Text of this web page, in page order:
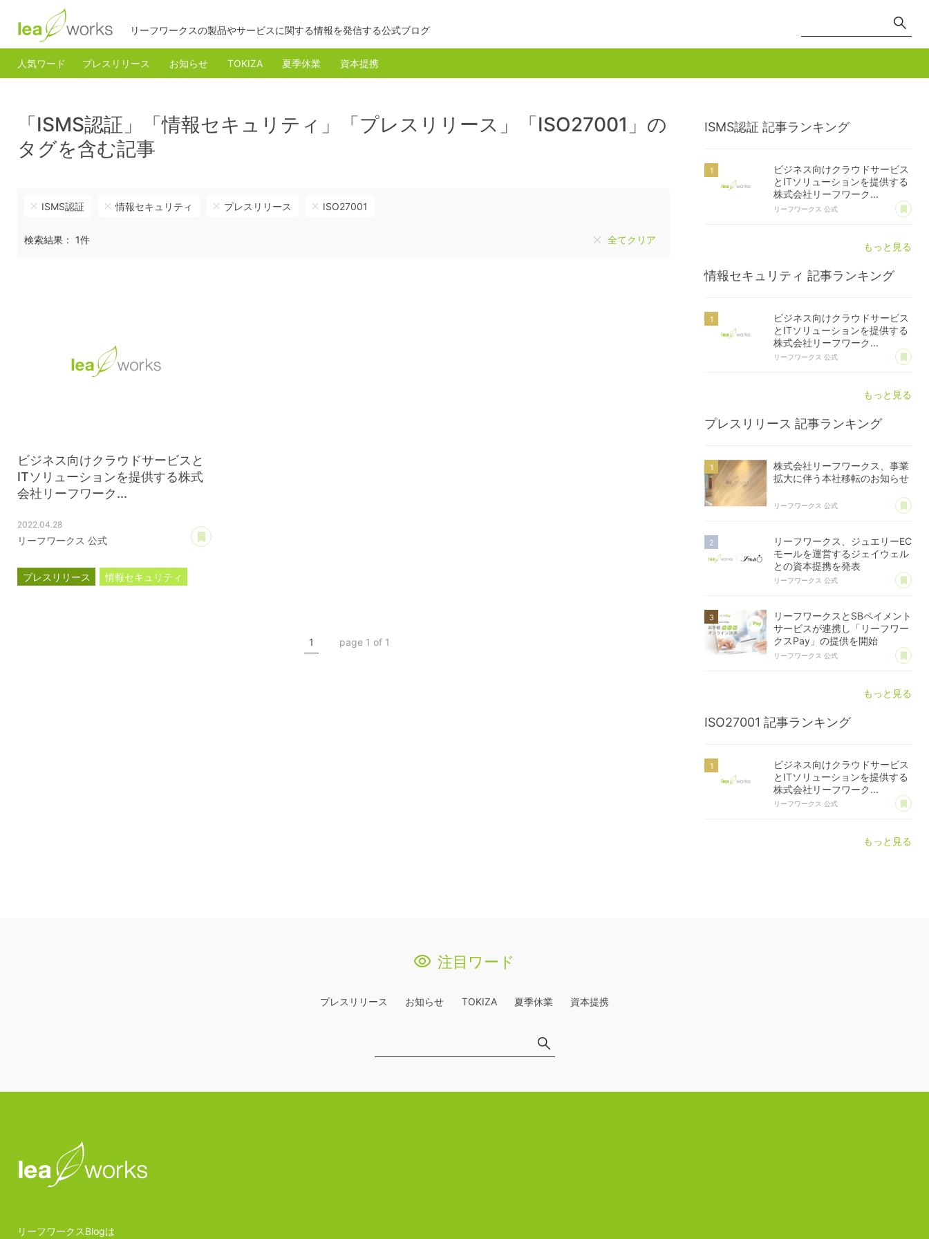
リーフワークスの製品やサービスに関する情報を発信する公式ブログ
人気ワード プレスリリース お知らせ TOKIZA 夏季休業 資本提携
「ISMS認証」「情報セキュリティ」「プレスリリース」「ISO27001」の
タグを含む記事
ISMS認証 情報セキュリティ プレスリリース ISO27001
検索結果： 1件 全てクリア
ビジネス向けクラウドサービスと
ITソリューションを提供する株式
会社リーフワーク...
2022.04.28
リーフワークス 公式
プレスリリース
情報セキュリティ
1 page 1 of 1
ISMS認証 記事ランキング
ビジネス向けクラウドサービス
とITソリューションを提供する
株式会社リーフワーク...
リーフワークス 公式 あ
もっと見る
情報セキュリティ 記事ランキング
ビジネス向けクラウドサービス
とITソリューションを提供する
株式会社リーフワーク...
リーフワークス 公式 あ
もっと見る
プレスリリース 記事ランキング
株式会社リーフワークス、事業
拡大に伴う本社移転のお知らせ
リーフワークス 公式 あ
リーフワークス、ジュエリーEC
モールを運営するジェイウェル
との資本提携を発表
リーフワークス 公式 あ
リーフワークスとSBペイメント
サービスが連携し「リーフワー
クスPay」の提供を開始
リーフワークス 公式 あ
もっと見る
ISO27001 記事ランキング
ビジネス向けクラウドサービス
とITソリューションを提供する
株式会社リーフワーク...
リーフワークス 公式 あ
もっと見る
注目ワード
プレスリリース お知らせ TOKIZA 夏季休業 資本提携
リーフワークスBlogは